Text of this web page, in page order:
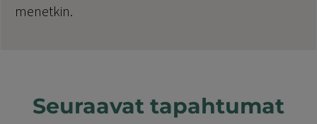
menetkin.
Seuraavat tapahtumat